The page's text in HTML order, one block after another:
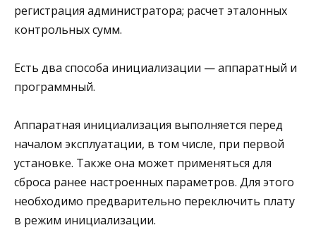
регистрация администратора; расчет эталонных
контрольных сумм.
Есть два способа инициализации — аппаратный и
программный.
Аппаратная инициализация выполняется перед
началом эксплуатации, в том числе, при первой
установке. Также она может применяться для
сброса ранее настроенных параметров. Для этого
необходимо предварительно переключить плату
в режим инициализации.